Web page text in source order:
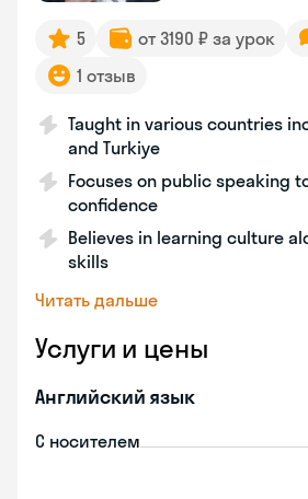
5 от 3190 ₽ за урок
1 отзыв
Taught in various countries
and Turkiye
Focuses on public speaking
confidence
Believes in learning culture
skills
Читать дальше
Услуги и цены
Английский язык
С носителем